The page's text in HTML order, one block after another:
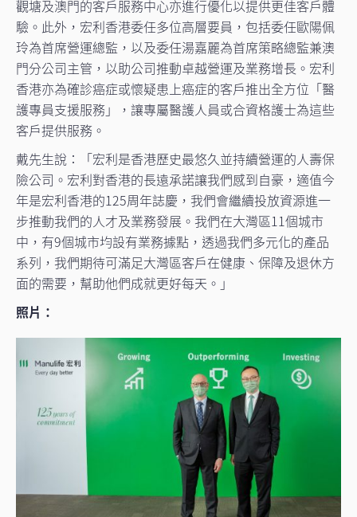
觀塘及澳門的客戶服務中心亦進行優化以提供更佳客戶體
驗。此外，宏利香港委任多位高層要員，包括委任歐陽佩
玲為首席營運總監，以及委任湯嘉麗為首席策略總監兼澳
門分公司主管，以助公司推動卓越營運及業務增長。宏利
香港亦為確診癌症或懷疑患上癌症的客戶推出全方位「醫
護專員支援服務」，讓專屬醫護人員或合資格護士為這些
客戶提供服務。
戴先生說：「宏利是香港歷史最悠久並持續營運的人壽保
險公司。宏利對香港的長遠承諾讓我們感到自豪，適值今
年是宏利香港的125周年誌慶，我們會繼續投放資源進一
步推動我們的人才及業務發展。我們在大灣區11個城市
中，有9個城市均設有業務據點，透過我們多元化的產品
系列，我們期待可滿足大灣區客戶在健康、保障及退休方
面的需要，幫助他們成就更好每天。」
照片：